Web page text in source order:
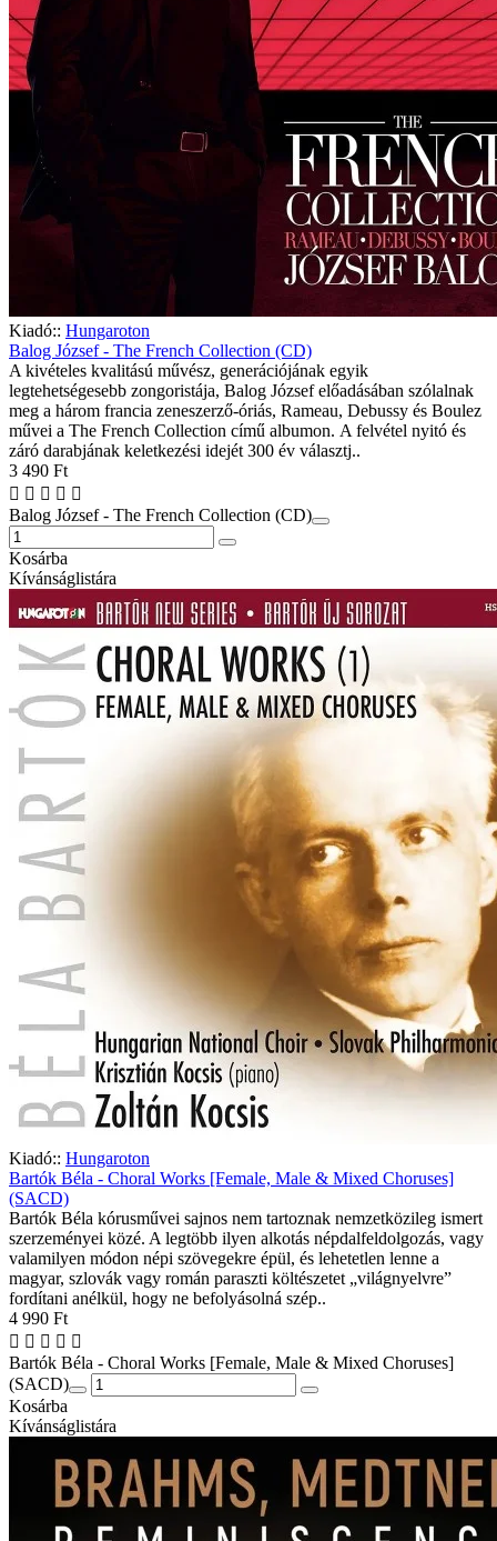
Kiadó:: Hungaroton
Balog József - The French Collection (CD)
A kivételes kvalitású művész, generációjának egyik
legtehetségesebb zongoristája, Balog József előadásában szólalnak
meg a három francia zeneszerző-óriás, Rameau, Debussy és Boulez
művei a The French Collection című albumon. A felvétel nyitó és
záró darabjának keletkezési idejét 300 év választj..
3 490 Ft
Balog József - The French Collection (CD)
Kosárba
Kívánságlistára
Kiadó:: Hungaroton
Bartók Béla - Choral Works [Female, Male & Mixed Choruses]
(SACD)
Bartók Béla kórusművei sajnos nem tartoznak nemzetközileg ismert
szerzeményei közé. A legtöbb ilyen alkotás népdalfeldolgozás, vagy
valamilyen módon népi szövegekre épül, és lehetetlen lenne a
magyar, szlovák vagy román paraszti költészetet „világnyelvre”
fordítani anélkül, hogy ne befolyásolná szép..
4 990 Ft
Bartók Béla - Choral Works [Female, Male & Mixed Choruses]
(SACD)
Kosárba
Kívánságlistára